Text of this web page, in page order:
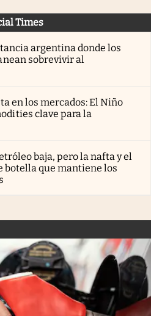
Times
argentina donde los
sobrevivir al
en los mercados: El Niño
clave para la
baja, pero la nafta y el
botella que mantiene los